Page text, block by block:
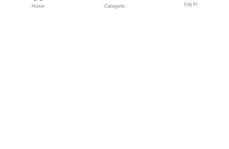
Home Categorie Log In